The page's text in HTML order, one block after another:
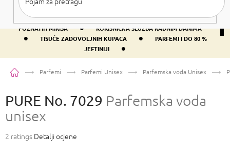
BESPLATNA DOSTAVA IZNAD PRIBLIŽNO 37 € •
400+ SVJETSKI
POZNATIH MIRISA
• KORISNIČKA SLUŽBA RADNIM DANIMA
• TISUĆE ZADOVOLJNIH KUPACA •
PARFEMI I DO 80 %
JEFTINIJI
•
PočetnaParfemi Parfemi Unisex Parfemska voda Unisex
PURE No. 7029 Parfemska voda
unisex
Prosječna
2 ratings Detalji ocjene